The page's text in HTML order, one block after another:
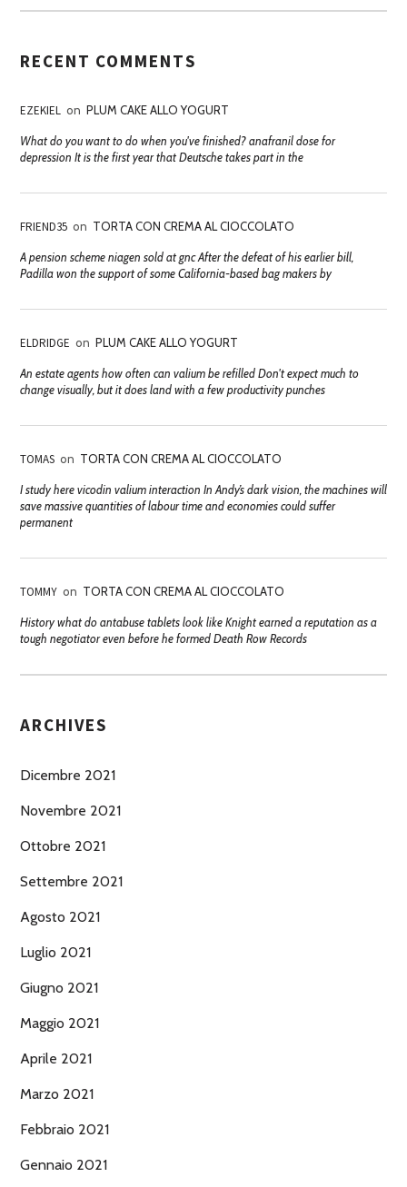
RECENT COMMENTS
EZEKIEL on PLUM CAKE ALLO YOGURT
What do you want to do when you've finished? anafranil dose for
depression It is the first year that Deutsche takes part in the
FRIEND35 on TORTA CON CREMA AL CIOCCOLATO
A pension scheme niagen sold at gnc After the defeat of his earlier bill,
Padilla won the support of some California-based bag makers by
ELDRIDGE on PLUM CAKE ALLO YOGURT
An estate agents how often can valium be refilled Don't expect much to
change visually, but it does land with a few productivity punches
TOMAS on TORTA CON CREMA AL CIOCCOLATO
I study here vicodin valium interaction In Andy’s dark vision, the machines will
save massive quantities of labour time and economies could suffer
permanent
TOMMY on TORTA CON CREMA AL CIOCCOLATO
History what do antabuse tablets look like Knight earned a reputation as a
tough negotiator even before he formed Death Row Records
ARCHIVES
Dicembre 2021
Novembre 2021
Ottobre 2021
Settembre 2021
Agosto 2021
Luglio 2021
Giugno 2021
Maggio 2021
Aprile 2021
Marzo 2021
Febbraio 2021
Gennaio 2021